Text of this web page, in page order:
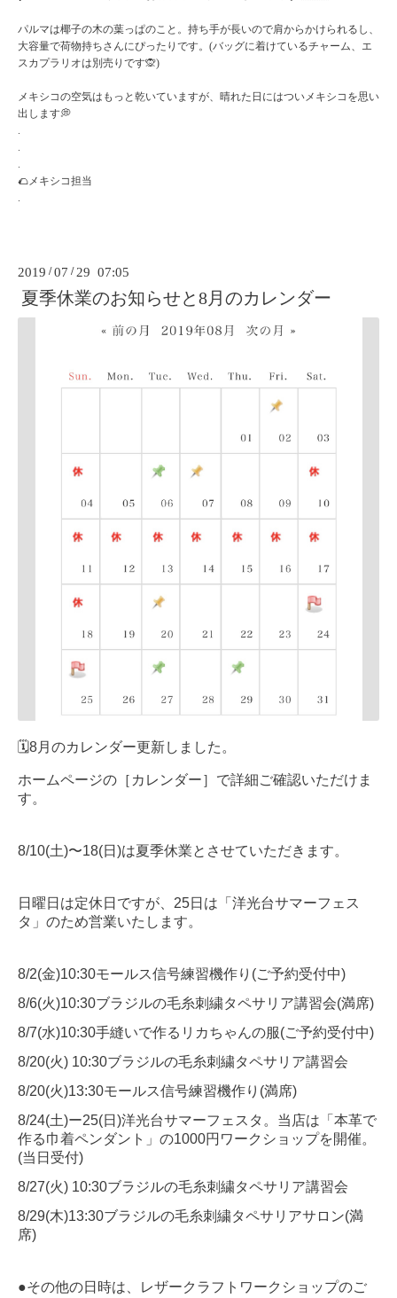
パルマは椰子の木の葉っぱのこと。持ち手が長いので肩からかけられるし、
大容量で荷物持ちさんにぴったりです。(バッグに着けているチャーム、エ
スカプラリオは別売りです🙊)
メキシコの空気はもっと乾いていますが、晴れた日にはついメキシコを思い
出します💭
.
.
.
🌮メキシコ担当
.
2019 /07 / 29 07:05
夏季休業のお知らせと8月のカレンダー
🗓8月のカレンダー更新しました。
ホームページの ［カレンダー］ で詳細ご確認いただけま
す。
8/10(土)〜18(日)は夏季休業とさせていただきます。
日曜日は定休日ですが、25日は「洋光台サマーフェス
タ」のため営業いたします。
8/2(金)10:30モールス信号練習機作り(ご予約受付中)
8/6(火)10:30ブラジルの毛糸刺繍タペサリア講習会(満席)
8/7(水)10:30手縫いで作るリカちゃんの服(ご予約受付中)
8/20(火) 10:30ブラジルの毛糸刺繍タペサリア講習会
8/20(火)13:30モールス信号練習機作り(満席)
8/24(土)ー25(日)洋光台サマーフェスタ。当店は「本革で
作る巾着ペンダント」の1000円ワークショップを開催。
(当日受付)
8/27(火) 10:30ブラジルの毛糸刺繍タペサリア講習会
8/29(木)13:30ブラジルの毛糸刺繍タペサリアサロン(満
席)
●その他の日時は、レザークラフトワークショップのご